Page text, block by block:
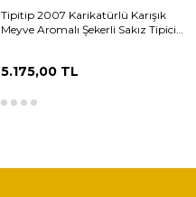
Tipitip 2007 Karikatürlü Karışık
Meyve Aromalı Şekerli Sakız Tipicik (
5.175,00TL